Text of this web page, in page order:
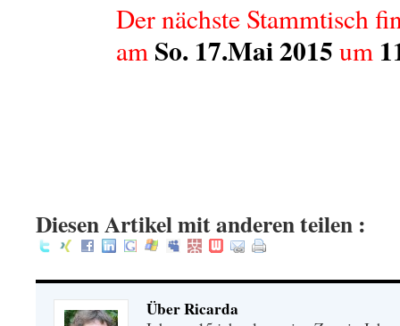
Der nächste Stammtisch
am So. 17.Mai 2015 um
Diesen Artikel mit anderen teilen :
Über Ricarda